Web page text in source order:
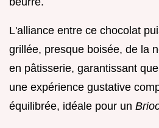
L'alliance entre ce chocolat
grillée, presque boisée, de la
en pâtisserie, garantissant
une expérience gustative
équilibrée, idéale pour un